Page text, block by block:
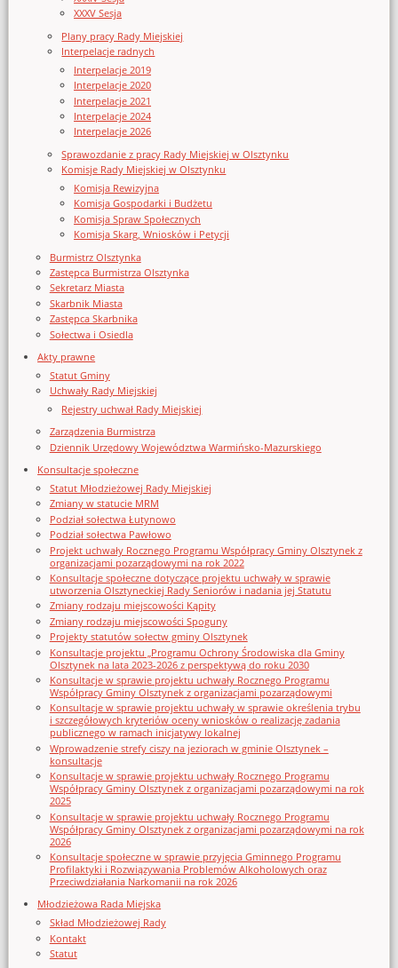
XXXV Sesja
Plany pracy Rady Miejskiej
Interpelacje radnych
Interpelacje 2019
Interpelacje 2020
Interpelacje 2021
Interpelacje 2024
Interpelacje 2026
Sprawozdanie z pracy Rady Miejskiej w Olsztynku
Komisje Rady Miejskiej w Olsztynku
Komisja Rewizyjna
Komisja Gospodarki i Budżetu
Komisja Spraw Społecznych
Komisja Skarg, Wniosków i Petycji
Burmistrz Olsztynka
Zastępca Burmistrza Olsztynka
Sekretarz Miasta
Skarbnik Miasta
Zastępca Skarbnika
Sołectwa i Osiedla
Akty prawne
Statut Gminy
Uchwały Rady Miejskiej
Rejestry uchwał Rady Miejskiej
Zarządzenia Burmistrza
Dziennik Urzędowy Województwa Warmińsko-Mazurskiego
Konsultacje społeczne
Statut Młodzieżowej Rady Miejskiej
Zmiany w statucie MRM
Podział sołectwa Łutynowo
Podział sołectwa Pawłowo
Projekt uchwały Rocznego Programu Współpracy Gminy Olsztynek z
organizacjami pozarządowymi na rok 2022
Konsultacje społeczne dotyczące projektu uchwały w sprawie
utworzenia Olsztyneckiej Rady Seniorów i nadania jej Statutu
Zmiany rodzaju miejscowości Kąpity
Zmiany rodzaju miejscowości Spoguny
Projekty statutów sołectw gminy Olsztynek
Konsultacje projektu „Programu Ochrony Środowiska dla Gminy
Olsztynek na lata 2023-2026 z perspektywą do roku 2030
Konsultacje w sprawie projektu uchwały Rocznego Programu
Współpracy Gminy Olsztynek z organizacjami pozarządowymi
Konsultacje w sprawie projektu uchwały w sprawie określenia trybu
i szczegółowych kryteriów oceny wniosków o realizację zadania
publicznego w ramach inicjatywy lokalnej
Wprowadzenie strefy ciszy na jeziorach w gminie Olsztynek –
konsultacje
Konsultacje w sprawie projektu uchwały Rocznego Programu
Współpracy Gminy Olsztynek z organizacjami pozarządowymi na rok
2025
Konsultacje w sprawie projektu uchwały Rocznego Programu
Współpracy Gminy Olsztynek z organizacjami pozarządowymi na rok
2026
Konsultacje społeczne w sprawie przyjęcia Gminnego Programu
Profilaktyki i Rozwiązywania Problemów Alkoholowych oraz
Przeciwdziałania Narkomanii na rok 2026
Młodzieżowa Rada Miejska
Skład Młodzieżowej Rady
Kontakt
Statut